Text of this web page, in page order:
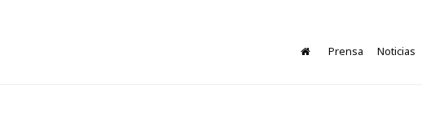
Prensa Noticias